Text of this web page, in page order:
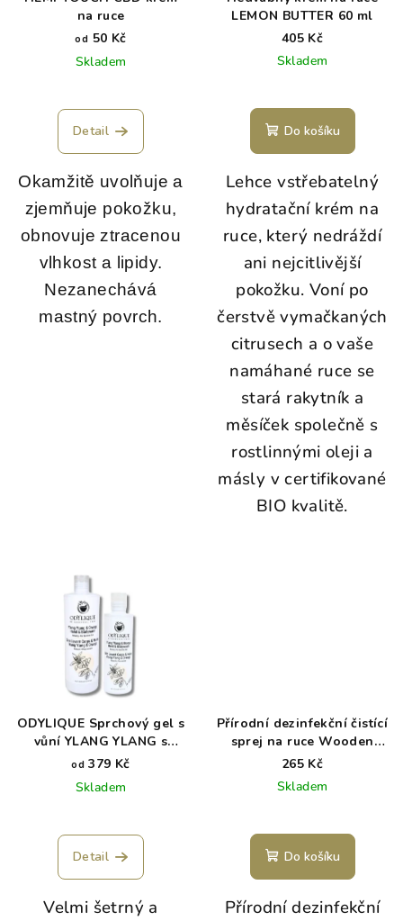
na ruce
od 50 Kč
Skladem
Detail
Okamžitě uvolňuje a
zjemňuje pokožku,
obnovuje ztracenou
vlhkost a lipidy.
Nezanechává
mastný povrch.
LEMON BUTTER 60 ml
405 Kč
Skladem
Do košíku
Lehce vstřebatelný
hydratační krém na
ruce, který nedráždí
ani nejcitlivější
pokožku. Voní po
čerstvě vymačkaných
citrusech a o vaše
namáhané ruce se
stará rakytník a
měsíček společně s
rostlinnými oleji a
másly v certifikované
BIO kvalitě.
ODYLIQUE Sprchový gel s
vůní YLANG YLANG s
pomerančem
od 379 Kč
Skladem
Detail
Velmi šetrný a
Přírodní dezinfekční čistící
sprej na ruce Wooden
Spoon 50 ml
265 Kč
Skladem
Do košíku
Přírodní dezinfekční